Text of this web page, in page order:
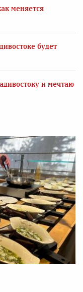
меняется
будет
и мечтаю